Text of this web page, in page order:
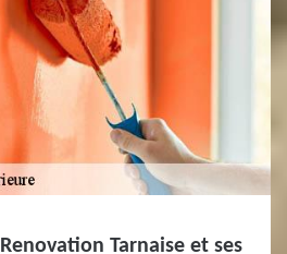
Tarnaise et ses